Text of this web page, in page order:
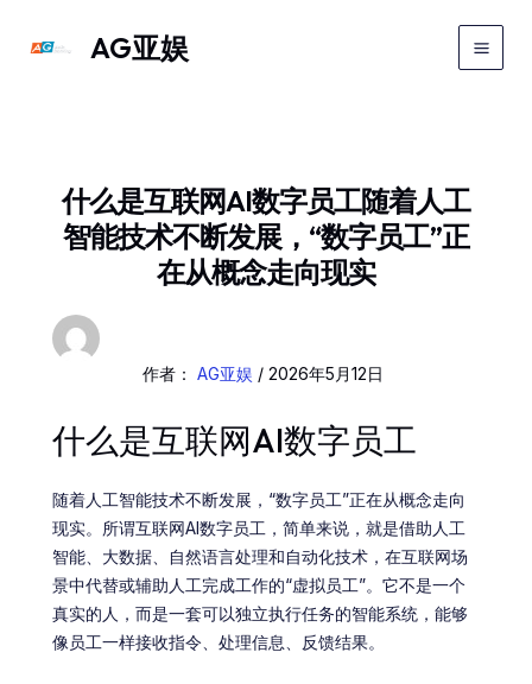
AG亚娱
Main
什么是互联网AI数字员工随着人工
智能技术不断发展，“数字员工”正
在从概念走向现实
作者： AG亚娱 / 2026年5月12日
什么是互联网AI数字员工
随着人工智能技术不断发展，“数字员工”正在从概念走向
现实。所谓互联网AI数字员工，简单来说，就是借助人工
智能、大数据、自然语言处理和自动化技术，在互联网场
景中代替或辅助人工完成工作的“虚拟员工”。它不是一个
真实的人，而是一套可以独立执行任务的智能系统，能够
像员工一样接收指令、处理信息、反馈结果。